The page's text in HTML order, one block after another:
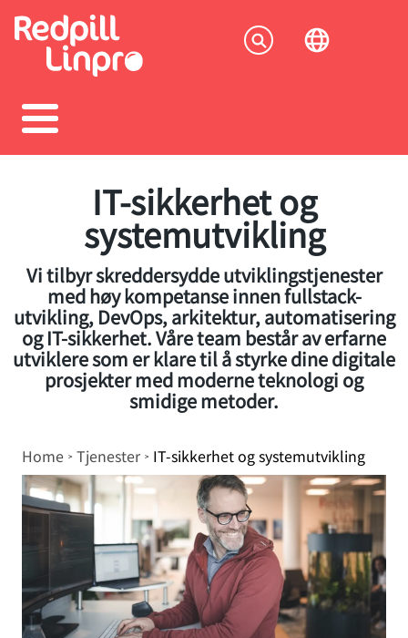
main
IT-sikkerhet og
systemutvikling
Vi tilbyr skreddersydde utviklingstjenester
med høy kompetanse innen fullstack-
utvikling, DevOps, arkitektur, automatisering
og IT-sikkerhet. Våre team består av erfarne
utviklere som er klare til å styrke dine digitale
prosjekter med moderne teknologi og
smidige metoder.
Breadcrumb
Home Tjenester IT-sikkerhet og systemutvikling